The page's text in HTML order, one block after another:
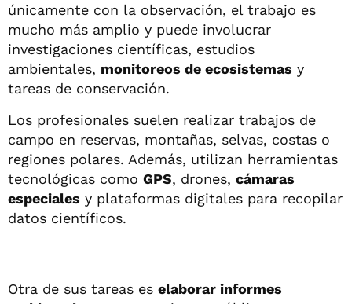
únicamente con la observación, el trabajo es
mucho más amplio y puede involucrar
investigaciones científicas, estudios
ambientales, monitoreos de ecosistemas y
tareas de conservación.
Los profesionales suelen realizar trabajos de
campo en reservas, montañas, selvas, costas o
regiones polares. Además, utilizan herramientas
tecnológicas como GPS, drones, cámaras
especiales y plataformas digitales para recopilar
datos científicos.
Otra de sus tareas es elaborar informes